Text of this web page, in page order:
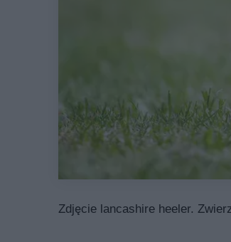
Zdjęcie lancashire heeler.